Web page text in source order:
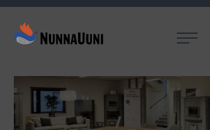
Siirry
suoraan
sisältöön
NunnaUuni
suomalainen
vuolukivitakka